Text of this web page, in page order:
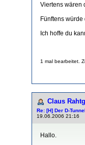
Viertens wären
Fünftens
Ich hoffe du
1 mal bearbeitet.
Claus
Re: [H] Der D-
19.06.2006 21:16
Hallo.